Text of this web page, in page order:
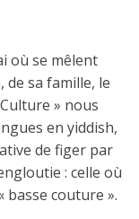
où se mêlent
de sa famille, le
» nous
en yiddish,
de figer par
: celle où
basse couture ».